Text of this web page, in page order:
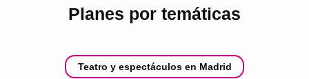
Planes por temáticas
Teatro y espectáculos en Madrid